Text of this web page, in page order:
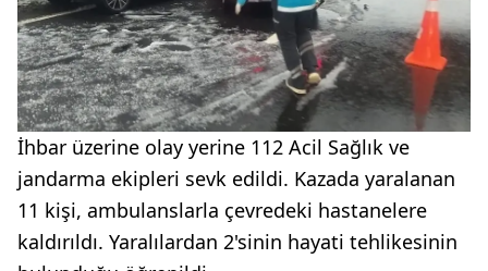
İhbar üzerine olay yerine 112 Acil Sağlık ve
jandarma ekipleri sevk edildi. Kazada yaralanan
11 kişi, ambulanslarla çevredeki hastanelere
kaldırıldı. Yaralılardan 2'sinin hayati tehlikesinin